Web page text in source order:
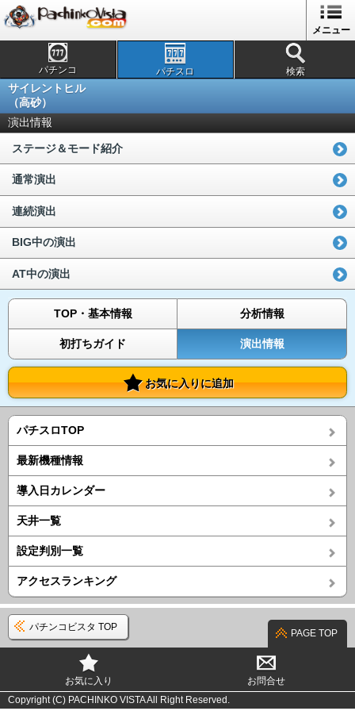
メニュー
パチンコ パチスロ 検索
サイレントヒル
（高砂）
演出情報
ステージ＆モード紹介
通常演出
連続演出
BIG中の演出
AT中の演出
TOP・基本情報 分析情報
初打ちガイド 演出情報
お気に入りに追加
パチスロTOP
最新機種情報
導入日カレンダー
天井一覧
設定判別一覧
アクセスランキング
パチンコビスタ TOP
PAGE TOP
お気に入り
お問合せ
Copyright (C) PACHINKO VISTA All Right Reserved.